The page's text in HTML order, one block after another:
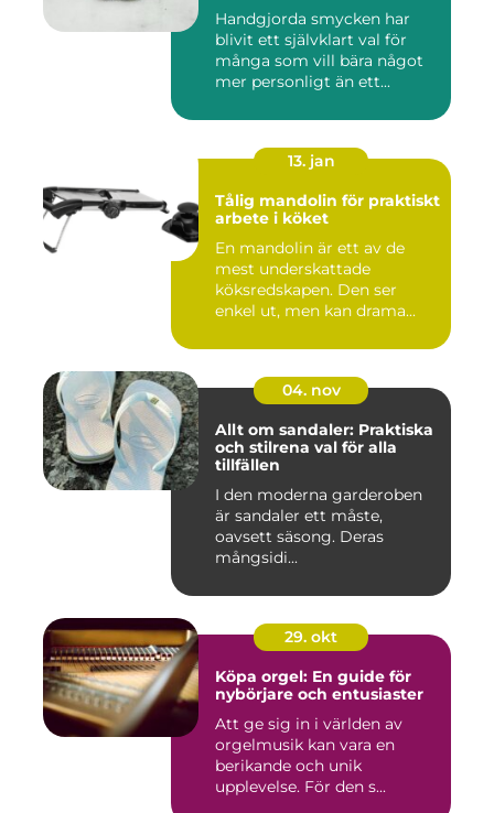
Handgjorda smycken har
blivit ett självklart val för
många som vill bära något
mer personligt än ett...
13. jan
Tålig mandolin för praktiskt
arbete i köket
En mandolin är ett av de
mest underskattade
köksredskapen. Den ser
enkel ut, men kan drama...
04. nov
Allt om sandaler: Praktiska
och stilrena val för alla
tillfällen
I den moderna garderoben
är sandaler ett måste,
oavsett säsong. Deras
mångsidi...
29. okt
Köpa orgel: En guide för
nybörjare och entusiaster
Att ge sig in i världen av
orgelmusik kan vara en
berikande och unik
upplevelse. För den s...